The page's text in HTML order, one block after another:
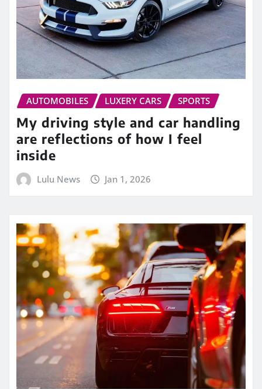
AUTOMOBILES LUXERY CARS SPORTS
My driving style and car handling
are reflections of how I feel
inside
Lulu News Jan 1, 2026